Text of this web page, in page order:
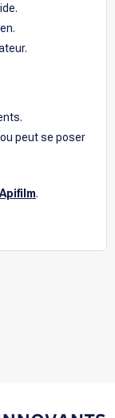
peut se poser
.